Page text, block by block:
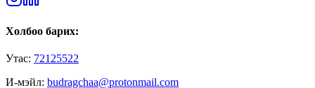
Холбоо барих:
Утас: 72125522
И-мэйл: budragchaa@protonmail.com